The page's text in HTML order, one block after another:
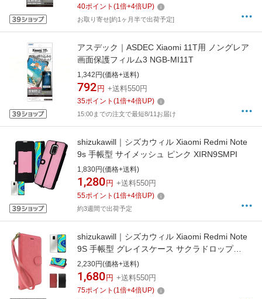
40ポイント (1倍+4倍UP)
お取り寄せ[約1ヶ月半で出荷予定]
アスデック｜ASDEC Xiaomi 11T用 ノングレア
画面保護フィルム3 NGB-MI11T
1,342円(価格+送料)
792 円 +送料550円
35ポイント (1倍+4倍UP)
15:00までの注文で最短8/11お届け
shizukawill｜シズカウィル Xiaomi Redmi Note
9s 手帳型 サイメッシュ ピンク XIRN9SMPI
1,830円(価格+送料)
1,280 円 +送料550円
55ポイント (1倍+4倍UP)
約3週間で出荷予定
shizukawill｜シズカウィル Xiaomi Redmi Note
9S 手帳型 グレイスケース サクラドロップ
XIRN9SSADR
2,230円(価格+送料)
1,680 円 +送料550円
75ポイント (1倍+4倍UP)